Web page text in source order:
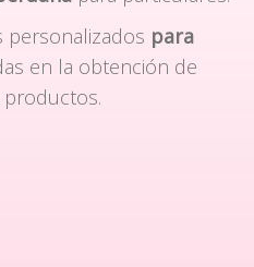
personalizados para
en la obtención de